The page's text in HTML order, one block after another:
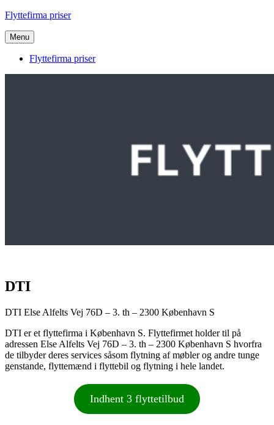
Videre
indhold
Flyttefirma priser
Menu
Flyttefirma priser
DTI
DTI Else Alfelts Vej 76D – 3. th – 2300 København S
DTI er et flyttefirma i København S. Flyttefirmet holder til på
adressen Else Alfelts Vej 76D – 3. th – 2300 København S hvorfra
de tilbyder deres services såsom flytning af møbler og andre tunge
genstande, flyttemænd i flyttebil og flytning i hele landet.
Indhent 3 flyttetilbud